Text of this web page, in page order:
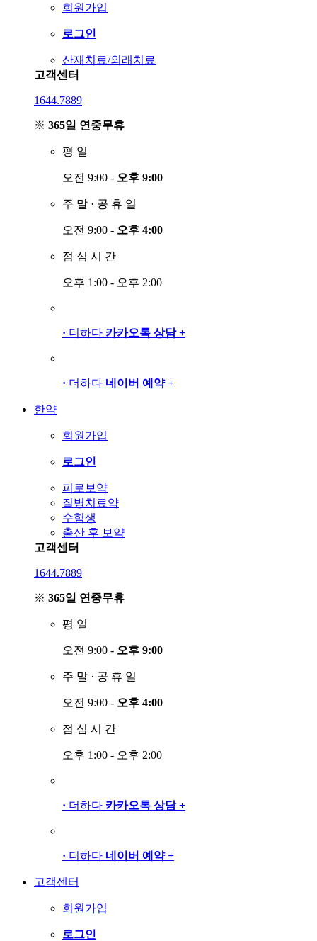
회원가입
로그인
산재치료/외래치료
고객센터
1644.7889
※ 365일 연중무휴
평 일
오전 9:00 - 오후 9:00
주 말 · 공 휴 일
오전 9:00 - 오후 4:00
점 심 시 간
오후 1:00 - 오후 2:00
· 더하다 카카오톡 상담 +
· 더하다 네이버 예약 +
한약
회원가입
로그인
피로보약
질병치료약
수험생
출산 후 보약
고객센터
1644.7889
※ 365일 연중무휴
평 일
오전 9:00 - 오후 9:00
주 말 · 공 휴 일
오전 9:00 - 오후 4:00
점 심 시 간
오후 1:00 - 오후 2:00
· 더하다 카카오톡 상담 +
· 더하다 네이버 예약 +
고객센터
회원가입
로그인